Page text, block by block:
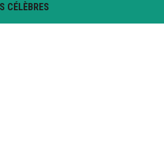
CÉLÈBRES